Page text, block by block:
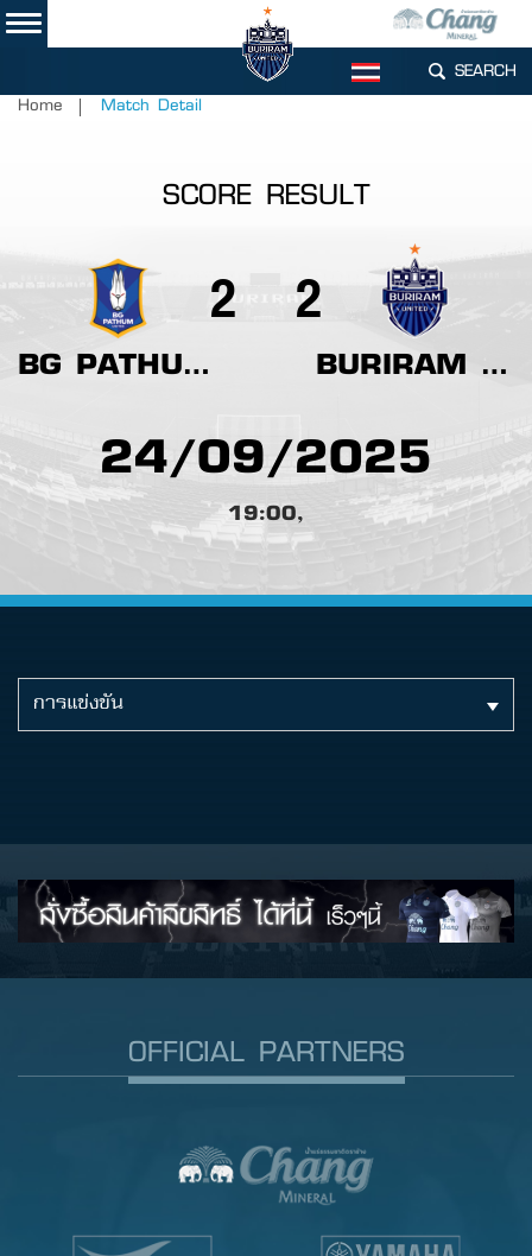
TH
SEARCH
Home
Match Detail
SCORE RESULT
BG PATHUM UNITED
2 2
BURIRAM UNITED
24/09/2025
19:00,
การแข่งขัน
OFFICIAL PARTNERS